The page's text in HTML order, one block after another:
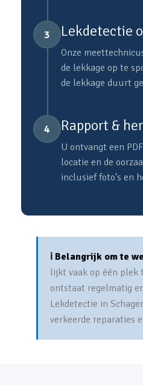
3 Lekdetectie
Onze
de lekkage op te
de lekkage duurt
4 Rapport &
U ontvangt een
locatie en de
inclusief foto's en
ℹ️ Belangrijk om te
lijkt vaak op één plek
ontstaat regelmatig
Lekdetectie in
verkeerde reparaties